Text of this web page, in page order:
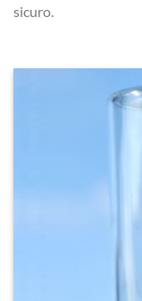
sicuro.